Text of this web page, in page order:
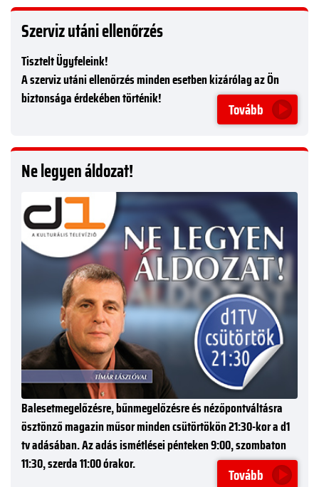
Szerviz utáni ellenőrzés
Tisztelt Ügyfeleink!
A szerviz utáni ellenőrzés minden esetben kizárólag az Ön
biztonsága érdekében történik!
Tovább
Ne legyen áldozat!
Balesetmegelőzésre, bűnmegelőzésre és nézőpontváltásra
ösztönző magazin műsor minden csütörtökön 21:30-kor a d1
tv adásában. Az adás ismétlései pénteken 9:00, szombaton
11:30, szerda 11:00 órakor.
Tovább